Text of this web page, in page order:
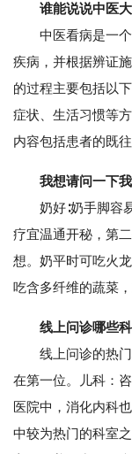
谁能说说中医
中医看病是一个
疾病，并根据辨证
的过程主要包括以
症状、生活习惯等
内容包括患者的既
我想请问一下
奶好∶奶手脚容易
疗宜温通开秘，第
想。奶平时可吃火
吃含多纤维的蔬菜
线上问诊哪些
线上问诊的热门
在第一位。儿科：
医院中，消化内科
中较为热门的科室